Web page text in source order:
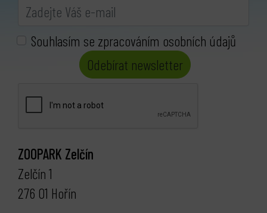
Souhlasím se zpracováním osobních údajů
Odebírat newsletter
ZOOPARK Zelčín
Zelčín 1
276 01 Hořín